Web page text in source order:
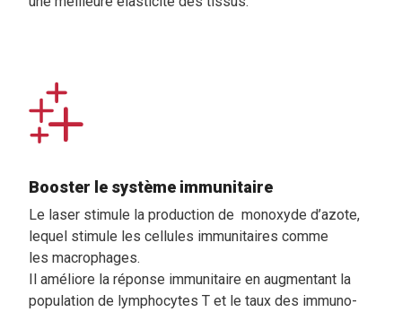
Booster le système immunitaire
Le laser stimule la production de monoxyde d’azote,
lequel stimule les cellules immunitaires comme
les macrophages.
Il améliore la réponse immunitaire en augmentant la
population de lymphocytes T et le taux des immuno-